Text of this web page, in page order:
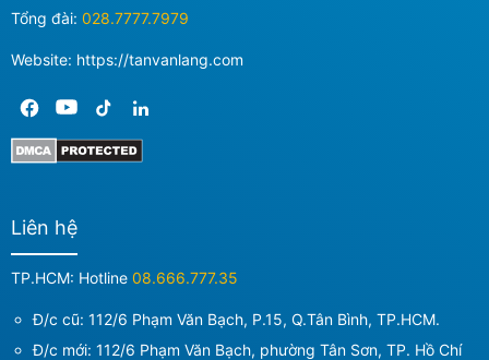
Tổng đài: 028.7777.7979
Website: https://tanvanlang.com
Liên hệ
TP.HCM: Hotline 08.666.777.35
Đ/c cũ: 112/6 Phạm Văn Bạch, P.15, Q.Tân Bình, TP.HCM.
Đ/c mới: 112/6 Phạm Văn Bạch, phường Tân Sơn, TP. Hồ Chí